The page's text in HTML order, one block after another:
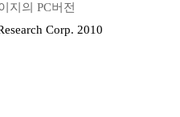
지의 PC버전
Corp. 2010